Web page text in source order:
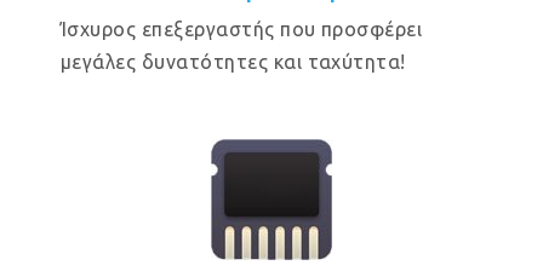
Ίσχυρος επεξεργαστής που προσφέρει
μεγάλες δυνατότητες και ταχύτητα!